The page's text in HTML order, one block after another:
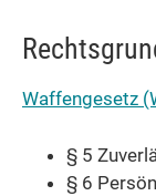
Waffengesetz
§ 5
§ 6